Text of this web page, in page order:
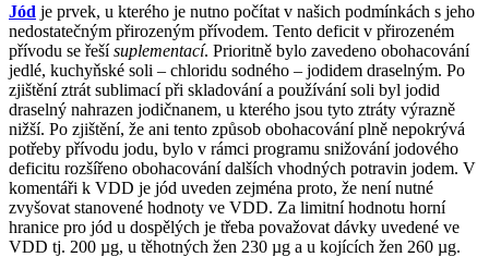
Jód je prvek, u kterého je nutno počítat v našich podmínkách s jeho
nedostatečným přirozeným přívodem. Tento deficit v přirozeném
přívodu se řešísuplementací. Prioritně bylo zavedeno obohacování
jedlé, kuchyňské soli – chloridu sodného – jodidem draselným. Po
zjištění ztrát sublimací při skladování a používání soli byl jodid
draselný nahrazen jodičnanem, u kterého jsou tyto ztráty výrazně
nižší. Po zjištění, že ani tento způsob obohacování plně nepokrývá
potřeby přívodu jodu, bylo v rámci programu snižování jodového
deficitu rozšířeno obohacování dalších vhodných potravin jodem. V
komentáři k VDD je jód uveden zejména proto, že není nutné
zvyšovat stanovené hodnoty ve VDD. Za limitní hodnotu horní
hranice pro jód u dospělých je třeba považovat dávky uvedené ve
VDD tj. 200 µg, u těhotných žen 230 µg a u kojících žen 260 µg.